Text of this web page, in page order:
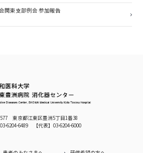
関東支部例会 参加報告
東京都江東区豊洲5丁目1番38
03-6204-6489 【代表】 03-6204-6000